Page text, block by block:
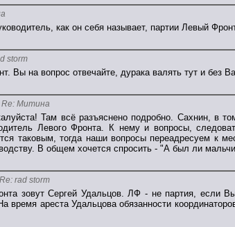
как он себя называет, партии Левый
storm
Вы на вопрос отвечайте, дурака валять тут и без
Re: Митина
Там всё разъяснено подробно. Сахнин, в
Левого Фронта. К нему и вопросы,
таковым, тогда наши вопросы переадресуем к
В общем хочется спросить - "А был ли
Re: rad storm
зовут Сергей Удальцов. ЛФ - не партия, если
время ареста Удальцова обязанности